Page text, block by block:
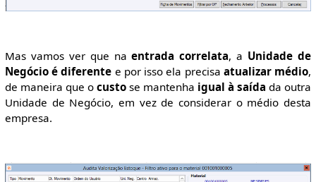
Mas vamos ver que naentrada correlata, a Unidade de
Negócio é diferente e por isso ela precisa atualizar médio,
de maneira que o custose mantenha igual à saída da outra
Unidade de Negócio, em vez de considerar o médio desta
empresa.